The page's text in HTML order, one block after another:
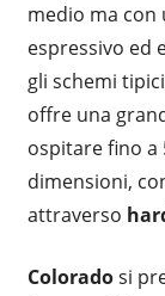
medio ma
espressivo ed
gli schemi
offre una
ospitare fino a
dimensioni,
attraverso
Coloradosi